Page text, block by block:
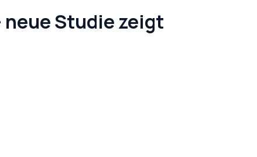
neue Studie zeigt